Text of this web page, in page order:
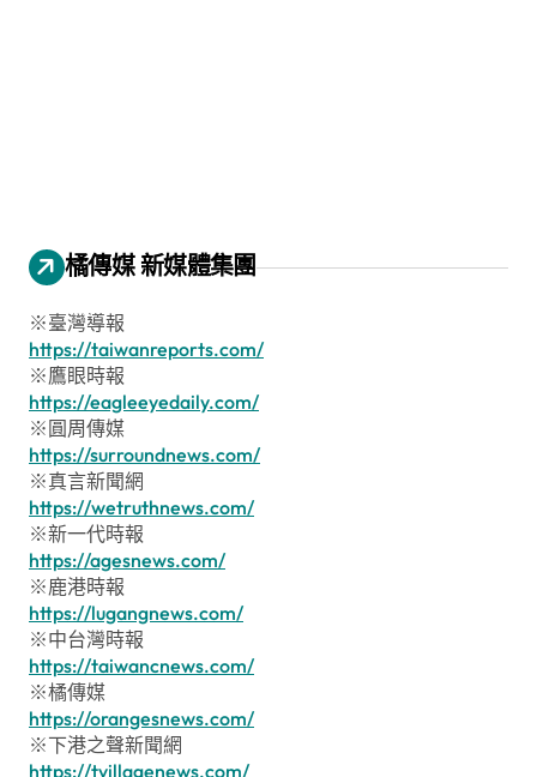
橘傳媒 新媒體集團
※臺灣導報
https://taiwanreports.com/
※鷹眼時報
https://eagleeyedaily.com/
※圓周傳媒
https://surroundnews.com/
※真言新聞網
https://wetruthnews.com/
※新一代時報
https://agesnews.com/
※鹿港時報
https://lugangnews.com/
※中台灣時報
https://taiwancnews.com/
※橘傳媒
https://orangesnews.com/
※下港之聲新聞網
https://tvillagenews.com/